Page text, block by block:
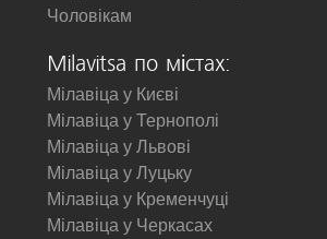
Чоловікам
Milavitsa по містах:
Мілавіца у Києві
Мілавіца у Тернополі
Мілавіца у Львові
Мілавіца у Луцьку
Мілавіца у Кременчуці
Мілавіца у Черкасах